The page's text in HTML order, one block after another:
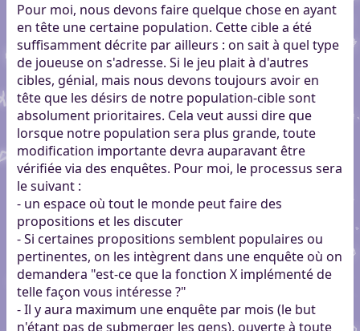
Pour moi, nous devons faire quelque chose en ayant
en tête une certaine population. Cette cible a été
suffisamment décrite par ailleurs : on sait à quel type
de joueuse on s'adresse. Si le jeu plait à d'autres
cibles, génial, mais nous devons toujours avoir en
tête que les désirs de notre population-cible sont
absolument prioritaires. Cela veut aussi dire que
lorsque notre population sera plus grande, toute
modification importante devra auparavant être
vérifiée via des enquêtes. Pour moi, le processus sera
le suivant :
- un espace où tout le monde peut faire des
propositions et les discuter
- Si certaines propositions semblent populaires ou
pertinentes, on les intègrent dans une enquête où on
demandera "est-ce que la fonction X implémenté de
telle façon vous intéresse ?"
- Il y aura maximum une enquête par mois (le but
n'étant pas de submerger les gens), ouverte à toute